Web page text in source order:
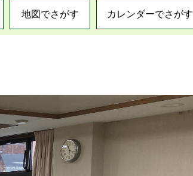
地図でさがす カレンダーでさがす